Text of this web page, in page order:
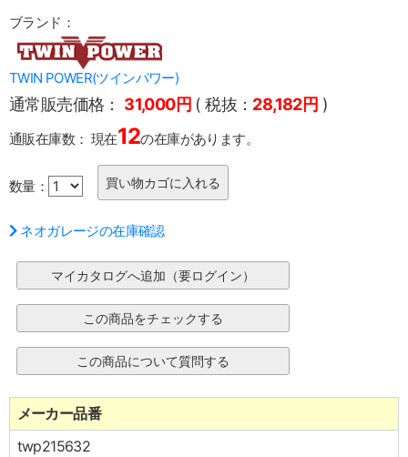
ブランド：
TWIN POWER(ツインパワー)
通常販売価格： 31,000円 ( 税抜： 28,182円 )
通販在庫数： 現在12の在庫があります。
数量：
ネオガレージの在庫確認
メーカー品番
twp215632